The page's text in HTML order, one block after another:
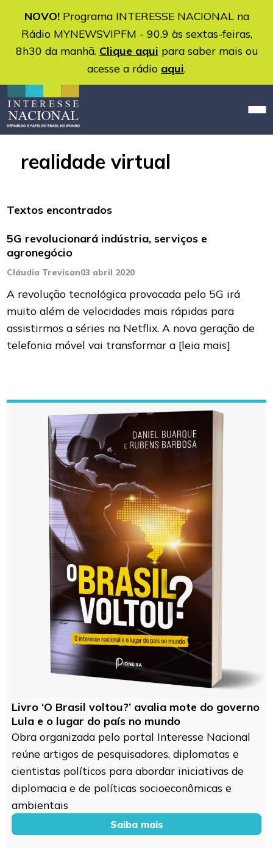
NOVO!Programa INTERESSE NACIONAL na
Rádio MYNEWSVIPFM - 90.9 às sextas-feiras,
8h30 da manhã. Clique aqui para saber mais ou
acesse a rádio aqui.
realidade virtual
Textos encontrados
5G revolucionará indústria, serviços e
agronegócio
Cláudia Trevisan03 abril 2020
A revolução tecnológica provocada pelo 5G irá
muito além de velocidades mais rápidas para
assistirmos a séries na Netflix. A nova geração de
telefonia móvel vai transformar a [leia mais]
Livro ‘O Brasil voltou?’ avalia mote do governo
Lula e o lugar do país no mundo
Obra organizada pelo portal Interesse Nacional
reúne artigos de pesquisadores, diplomatas e
cientistas políticos para abordar iniciativas de
diplomacia e de políticas socioeconômicas e
ambientais
Saiba mais